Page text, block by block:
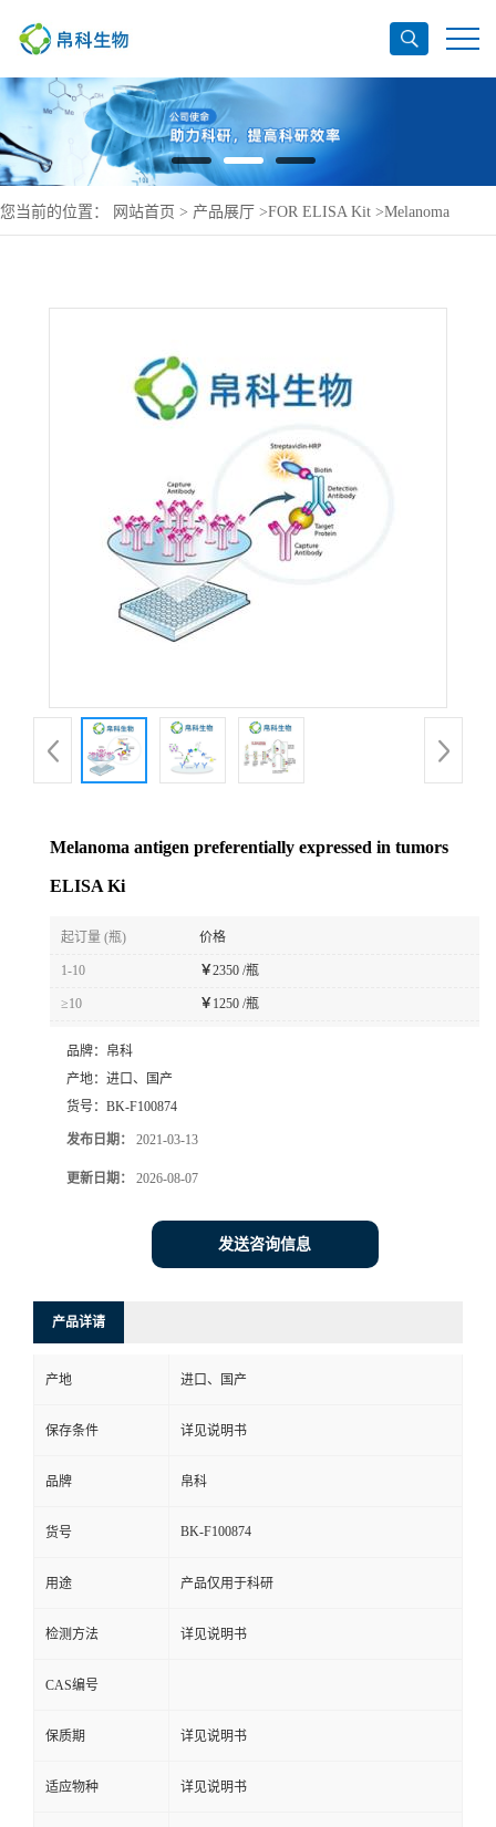
您当前的位置： 网站首页 > 产品展厅 >FOR ELISA Kit >Melanoma
Melanoma antigen preferentially expressed in tumors
ELISA Ki
起订量 (瓶) 价格
1-10 ￥2350 /瓶
≥10 ￥ 1250 /瓶
品牌： 帛科
产地： 进口、国产
货号： BK-F100874
发布日期： 2021-03-13
更新日期： 2026-08-07
发送咨询信息
产品详请
产地 进口、国产
保存条件 详见说明书
品牌 帛科
货号 BK-F100874
用途 产品仅用于科研
检测方法 详见说明书
CAS编号
保质期 详见说明书
适应物种 详见说明书